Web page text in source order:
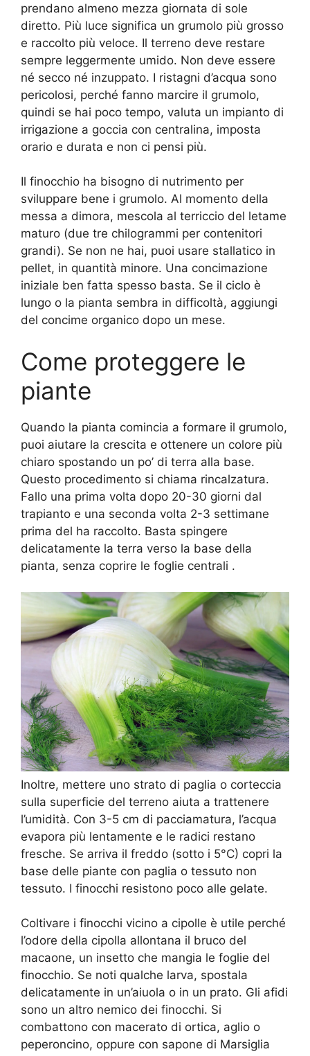
prendano almeno mezza giornata di sole
diretto. Più luce significa un grumolo più grosso
e raccolto più veloce. Il terreno deve restare
sempre leggermente umido. Non deve essere
né secco né inzuppato. I ristagni d’acqua sono
pericolosi, perché fanno marcire il grumolo,
quindi se hai poco tempo, valuta un impianto di
irrigazione a goccia con centralina, imposta
orario e durata e non ci pensi più.
Il finocchio ha bisogno di nutrimento per
sviluppare bene i grumolo. Al momento della
messa a dimora, mescola al terriccio del letame
maturo (due tre chilogrammi per contenitori
grandi). Se non ne hai, puoi usare stallatico in
pellet, in quantità minore. Una concimazione
iniziale ben fatta spesso basta. Se il ciclo è
lungo o la pianta sembra in difficoltà, aggiungi
del concime organico dopo un mese.
Come proteggere le
piante
Quando la pianta comincia a formare il grumolo,
puoi aiutare la crescita e ottenere un colore più
chiaro spostando un po’ di terra alla base.
Questo procedimento si chiama rincalzatura.
Fallo una prima volta dopo 20-30 giorni dal
trapianto e una seconda volta 2-3 settimane
prima del ha raccolto. Basta spingere
delicatamente la terra verso la base della
pianta, senza coprire le foglie centrali .
Inoltre, mettere uno strato di paglia o corteccia
sulla superficie del terreno aiuta a trattenere
l’umidità. Con 3-5 cm di pacciamatura, l’acqua
evapora più lentamente e le radici restano
fresche. Se arriva il freddo (sotto i 5°C) copri la
base delle piante con paglia o tessuto non
tessuto. I finocchi resistono poco alle gelate.
Coltivare i finocchi vicino a cipolle è utile perché
l’odore della cipolla allontana il bruco del
macaone, un insetto che mangia le foglie del
finocchio. Se noti qualche larva, spostala
delicatamente in un’aiuola o in un prato. Gli afidi
sono un altro nemico dei finocchi. Si
combattono con macerato di ortica, aglio o
peperoncino, oppure con sapone di Marsiglia